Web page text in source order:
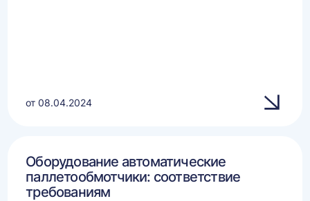
от 08.04.2024
Оборудование автоматические
паллетообмотчики: соответствие
требованиям